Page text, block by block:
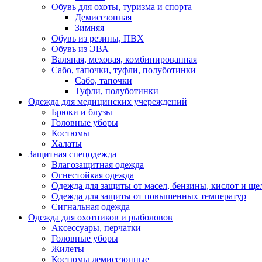
Обувь для охоты, туризма и спорта
Демисезонная
Зимняя
Обувь из резины, ПВХ
Обувь из ЭВА
Валяная, меховая, комбинированная
Сабо, тапочки, туфли, полуботинки
Сабо, тапочки
Туфли, полуботинки
Одежда для медицинских учереждений
Брюки и блузы
Головные уборы
Костюмы
Халаты
Защитная спецодежда
Влагозащитная одежда
Огнестойкая одежда
Одежда для защиты от масел, бензины, кислот и
Одежда для защиты от повышенных температур
Сигнальная одежда
Одежда для охотников и рыболовов
Аксессуары, перчатки
Головные уборы
Жилеты
Костюмы демисезонные